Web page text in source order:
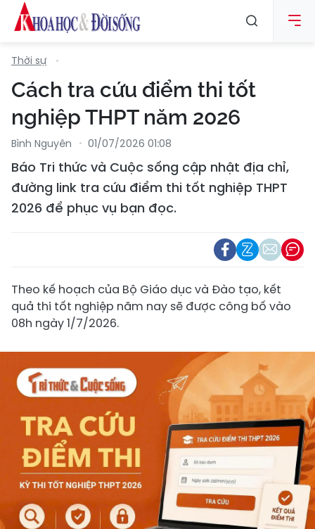
Thời sự
Cách tra cứu điểm thi tốt
nghiệp THPT năm 2026
Bình Nguyên 01/07/2026 01:08
Báo Tri thức và Cuộc sống cập nhật địa chỉ,
đường link tra cứu điểm thi tốt nghiệp THPT
2026 để phục vụ bạn đọc.
Theo kế hoạch của Bộ Giáo dục và Đào tạo, kết
quả thi tốt nghiệp năm nay sẽ được công bố vào
08h ngày 1/7/2026.